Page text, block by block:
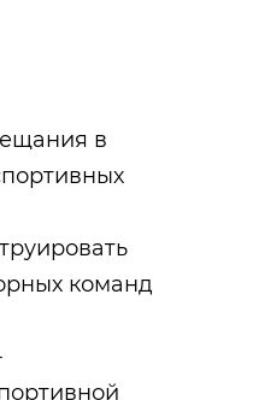
в
команд